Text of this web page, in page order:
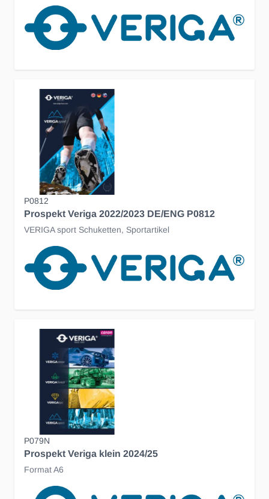
P0812
Prospekt Veriga 2022/2023 DE/ENG P0812
VERIGA sport Schuketten, Sportartikel
P079N
Prospekt Veriga klein 2024/25
Format A6